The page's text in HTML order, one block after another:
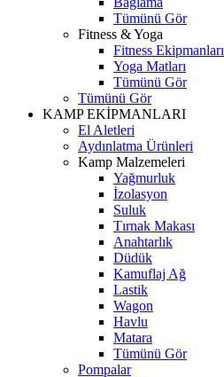
Tümünü Gör
Fitness & Yoga
Fitness Ekipmanları
Yoga Matları
Tümünü Gör
Tümünü Gör
KAMP EKİPMANLARI
El Aletleri
Aydınlatma Ürünleri
Kamp Malzemeleri
Yağmurluk
İzolasyon
Suluk
Tırnak Makası
Anahtarlık
Düdük
Kamuflaj Ağ
Lastik
Wagon
Havlu
Matara
Tümünü Gör
Pompalar